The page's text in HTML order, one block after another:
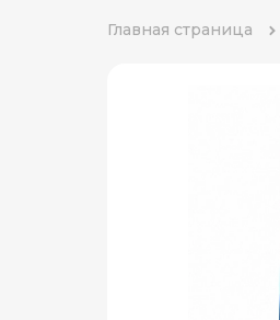
Главная страница